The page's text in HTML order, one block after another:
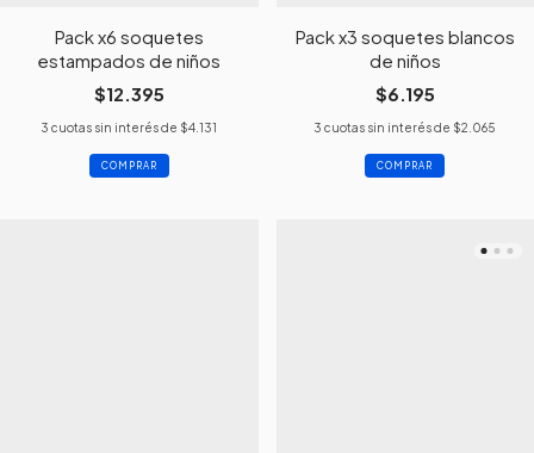
Pack x6 soquetes
estampados de niños
$12.395
3 cuotas sin interés de $4.131
COMPRAR
Pack x3 soquetes blancos
de niños
$6.195
3 cuotas sin interés de $2.065
COMPRAR